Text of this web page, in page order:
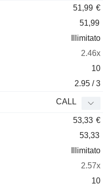
51,99 €
51,99
Illimitato
2.46x
10
2.95 / 3
CALL
53,33 €
53,33
Illimitato
2.57x
10